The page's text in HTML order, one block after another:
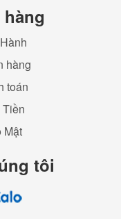
hàng
toán
Mật
tôi